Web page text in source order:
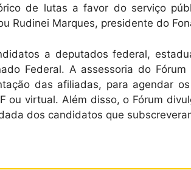
de lutas a favor do serviço
Rudinei Marques, presidente do
a deputados federal,
Federal. A assessoria do
das afiliadas, para agendar
ou virtual. Além disso, o Fórum
dos candidatos que